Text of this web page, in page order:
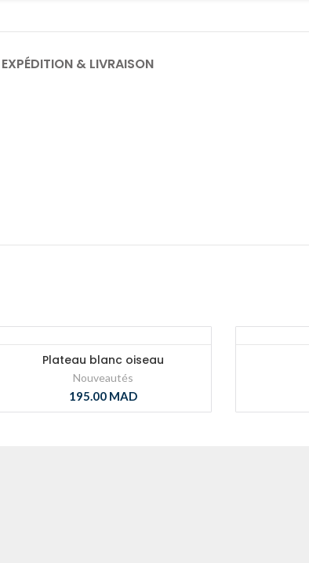
EXPÉDITION & LIVRAISON
Plateau blanc oiseau
Nouveautés
195.00 MAD